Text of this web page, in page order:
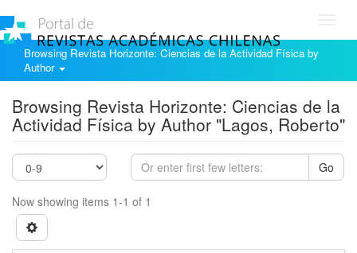
Browsing Revista Horizonte: Ciencias de la Actividad Física by
Author
Browsing Revista Horizonte: Ciencias de la
Actividad Física by Author "Lagos, Roberto"
Go
Now showing items 1-1 of 1